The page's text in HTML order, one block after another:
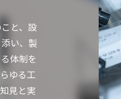
と、設
い、製
体制を
ゆる工
見と実